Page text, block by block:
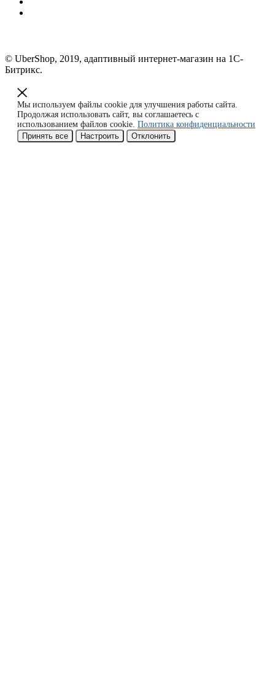
© UberShop, 2019, адаптивный интернет-магазин на 1С-
Битрикс.
Мы используем файлы cookie для улучшения работы сайта.
Продолжая использовать сайт, вы соглашаетесь с
использованием файлов cookie. Политика конфиденциальности
Принять все
Настроить Отклонить